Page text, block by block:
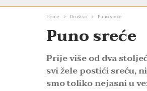
Home Društvo Puno sreće
Puno sreće
Prije više od dva
svi žele postići sreću,
smo toliko nejasni u